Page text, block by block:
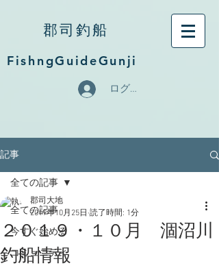
郡司釣船
FishngGuideGunji
ログイン
記事
全ての記事
今すぐ始める
コミュニティ
全ての記事
２０１９・１０月 涸沼川
釣船情報
郡司大地
2019年10月25日 読了時間: 1分